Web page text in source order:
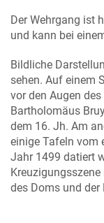
Der Wehrgang ist
und kann bei
Bildliche
sehen. Auf einem
vor den Augen
Bartholomäus
dem 16. Jh. Am
einige Tafeln vom
Jahr 1499 datiert
des Doms und